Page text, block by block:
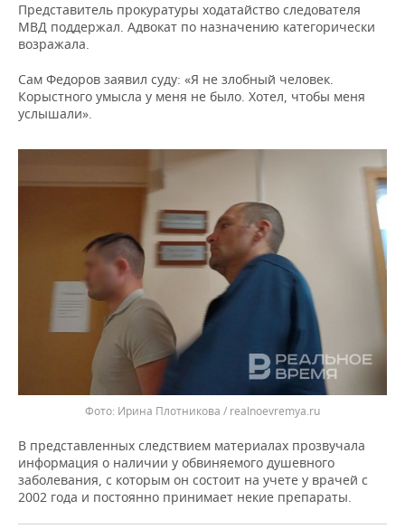
Представитель прокуратуры ходатайство следователя
МВД поддержал. Адвокат по назначению категорически
возражала.
Сам Федоров заявил суду: «Я не злобный человек.
Корыстного умысла у меня не было. Хотел, чтобы меня
услышали».
Ирина Плотникова / realnoevremya.ru
В представленных следствием материалах прозвучала
информация о наличии у обвиняемого душевного
заболевания, с которым он состоит на учете у врачей с
2002 года и постоянно принимает некие препараты.